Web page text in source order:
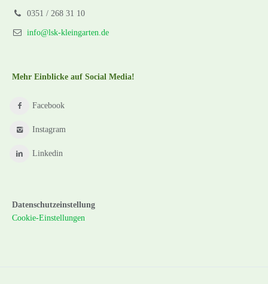
0351 / 268 31 10
info@lsk-kleingarten.de
Mehr Einblicke auf Social Media!
Facebook
Instagram
Linkedin
Datenschutzeinstellung
Cookie-Einstellungen